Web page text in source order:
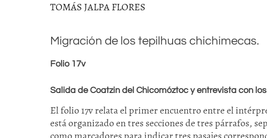
TOMÁS JALPA FLORES
Migración de los tepilhuas chichimecas.
Folio 17v
Salida de Coatzin del Chicomóztoc y entrevista con
El folio 17v relata el primer encuentro entre el
está organizado en tres secciones de tres párrafos,